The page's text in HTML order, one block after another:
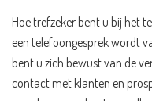
Hoe trefzeker bent u bij het
een telefoongesprek wordt
bent u zich bewust van de
contact met klanten en